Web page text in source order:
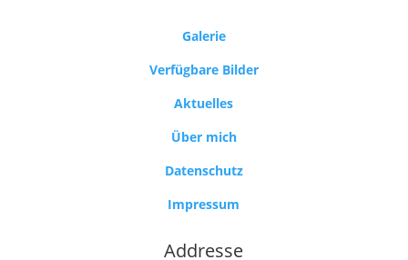
Galerie
Verfügbare Bilder
Aktuelles
Über mich
Datenschutz
Impressum
Addresse